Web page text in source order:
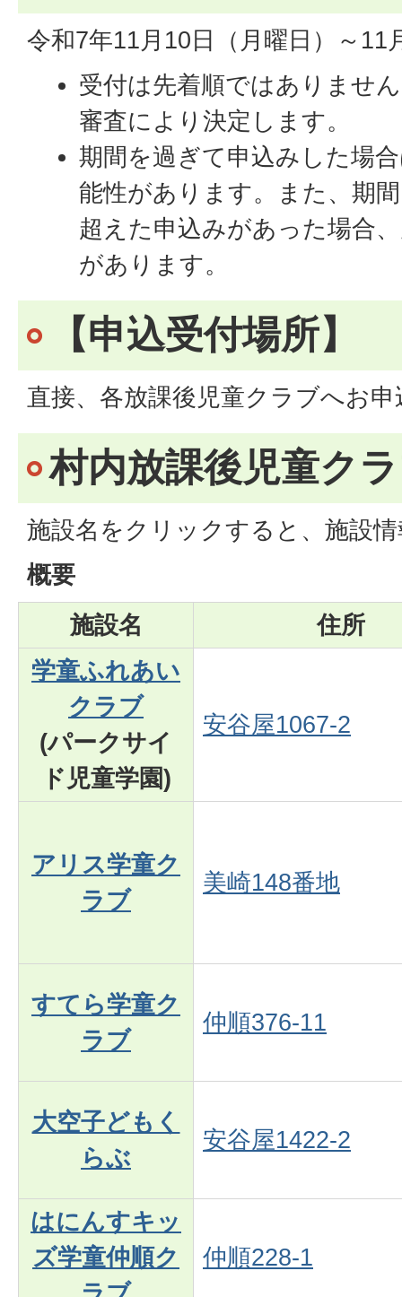
令和7年11月10日（月曜日）～11
受付は先着順ではありませ
審査により決定します。
期間を過ぎて申込みした場
能性があります。また、期
超えた申込みがあった場合
があります。
【申込受付場所】
直接、各放課後児童クラブへお
村内放課後児童ク
施設名をクリックすると、施設
概要
施設名
住所
学童ふれあい
クラブ
(パークサイ
ド児童学園)
安谷屋1067-2
アリス学童ク
ラブ
美崎148番地
すてら学童ク
ラブ
仲順376-11
大空子どもく
らぶ
安谷屋1422-2
はにんすキッ
ズ学童仲順ク
仲順228-1